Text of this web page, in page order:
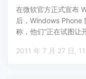
在微软官方正式宣布
后，Windows Phone
称，他们“正在试图让
2011